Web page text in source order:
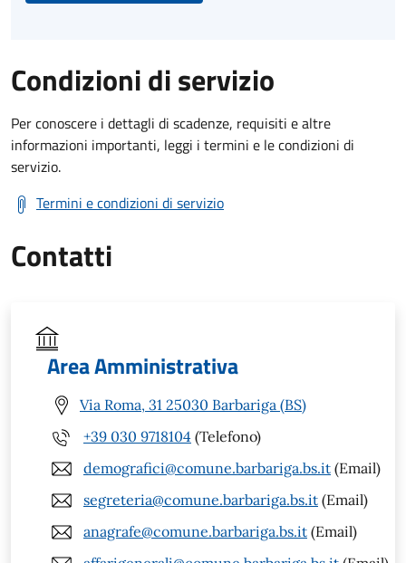
Condizioni di servizio
Per conoscere i dettagli di scadenze, requisiti e altre
informazioni importanti, leggi i termini e le condizioni di
servizio.
Termini e condizioni di servizio
Contatti
Area Amministrativa
Via Roma, 31 25030 Barbariga (BS)
+39 030 9718104 (Telefono)
demografici@comune.barbariga.bs.it (Email)
segreteria@comune.barbariga.bs.it (Email)
anagrafe@comune.barbariga.bs.it (Email)